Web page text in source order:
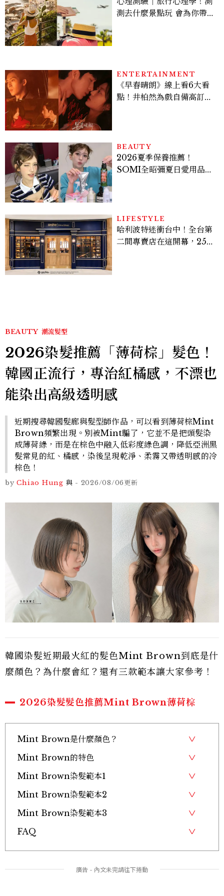
測去什麼景點玩 會為你帶來
ENTERTAINMENT
《早春晴朗》線上看6大看
點！井柏然為戲自備高訂，
BEAUTY
2026夏季保養推薦！
SOMI全昭彌夏日愛用品公
LIFESTYLE
哈利波特迷衝台中！全台第
二間專賣店在這開幕，25週
BEAUTY 潮流髮型
2026染髮推薦「薄荷棕」髮色！
韓國正流行，專治紅橘感，不漂也
能染出高級透明感
近期搜尋韓國髮廊與髮型師作品，可以看到薄荷棕Mint
Brown頻繁出現。別被Mint騙了，它並不是把頭髮染
成薄荷綠，而是在棕色中融入低彩度綠色調，降低亞洲黑
髮常見的紅、橘感，染後呈現乾淨、柔霧又帶透明感的冷
棕色！
by Chiao Hung 與 - 2026/08/06更新
韓國染髮近期最火紅的髮色Mint Brown到底是什
麼顏色？為什麼會紅？還有三款範本讓大家參考！
2026染髮髮色推薦Mint Brown薄荷棕
Mint Brown是什麼顏色？
Mint Brown的特色
Mint Brown染髮範本1
Mint Brown染髮範本2
Mint Brown染髮範本3
FAQ